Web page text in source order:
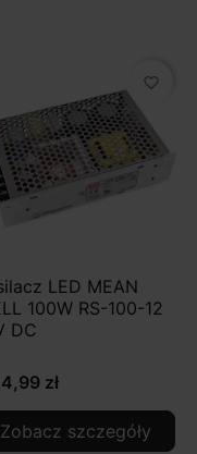
favorite_border
LED MEAN
100W RS-100-12
DC
zł
Zobacz szczegóły